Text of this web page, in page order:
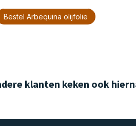
Bestel Arbequina olijfolie
klanten keken ook